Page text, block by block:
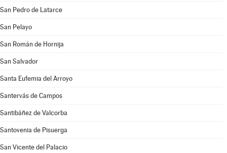
San Pedro de Latarce
San Pelayo
San Román de Hornija
San Salvador
Santa Eufemia del Arroyo
Santervás de Campos
Santibáñez de Valcorba
Santovenia de Pisuerga
San Vicente del Palacio